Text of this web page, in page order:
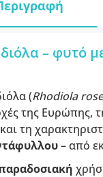
– φυτό
(Rhodiola
της Ευρώπης,
τη
– από